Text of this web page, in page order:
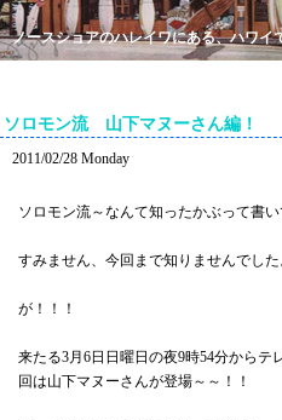
ノースショアのハレイワにある、ハワ
ソロモン流 山下マヌーさん編！
2011/02/28 Monday
ソロモン流～なんて知ったかぶって書い
すみません、今回まで知りませんでした
が！！！
来たる3月6日日曜日の夜9時54分から
回は山下マヌーさんが登場～～！！